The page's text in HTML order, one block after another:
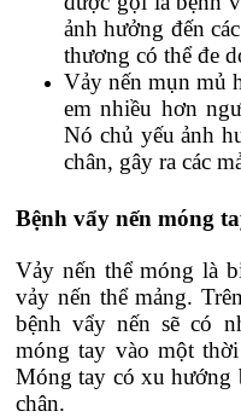
ảnh hưởng đến
thương có thể đe
Vảy nến mụn mủ
em nhiều hơn
Nó chủ yếu ảnh
chân, gây ra các
Bệnh vẩy nến móng
Vảy nến thể móng là
vảy nến thể mảng.
bệnh vẩy nến sẽ có
móng tay vào một
Móng tay có xu hướng
chân.